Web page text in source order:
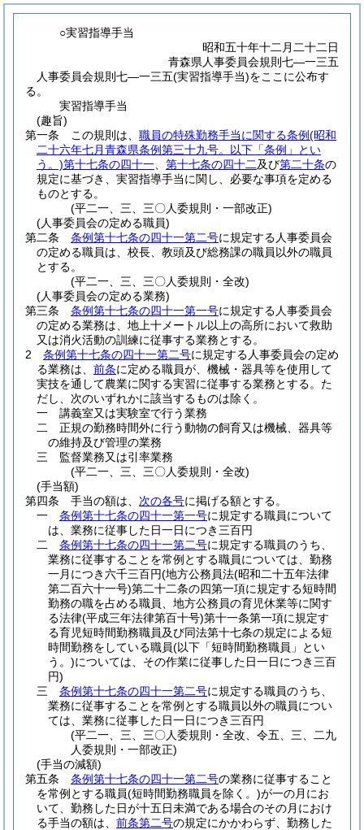
○実習指導手当
昭和五十年十二月二十二日
青森県人事委員会規則七―一三五
人事委員会規則七―一三五(実習指導手当)をここに公布す
る。
実習指導手当
(趣旨)
第一条
この規則は、 職員の特殊勤務手当に関する条例(昭和
二十六年七月青森県条例第三十九号。以下「条例」とい
う。)第十七条の四十一 第十七条の四十二及び第二十条の
規定に基づき、実習指導手当に関し、必要な事項を定める
ものとする。
(平二一、三、三〇人委規則・一部改正)
(人事委員会の定める職員)
第二条
条例第十七条の四十一第二号に規定する人事委員会
の定める職員は、校長、教頭及び総務課の職員以外の職員
とする。
(平二一、三、三〇人委規則・全改)
(人事委員会の定める業務)
第三条
条例第十七条の四十一第一号に規定する人事委員会
の定める業務は、地上十メートル以上の高所において救助
又は消火活動の訓練に従事する業務とする。
2
条例第十七条の四十一第二号に規定する人事委員会の定め
る業務は、 前条に定める職員が、機械・器具等を使用して
実技を通して農業に関する実習に従事する業務とする。 た
だし、次のいずれかに該当するものは除く。
一
講義室又は実験室で行う業務
二
正規の勤務時間外に行う動物の飼育又は機械、器具等
の維持及び管理の業務
三
監督業務又は引率業務
(平二一、三、三〇人委規則・全改)
(手当額)
第四条
手当の額は、 次の各号に掲げる額とする。
一
条例第十七条の四十一第一号に規定する職員について
は、業務に従事した日一日につき三百円
二
条例第十七条の四十一第二号に規定する職員のうち、
業務に従事することを常例とする職員については、勤務
一月につき六千三百円(地方公務員法(昭和二十五年法律
第二百六十一号)第二十二条の四第一項に規定する短時間
勤務の職を占める職員、地方公務員の育児休業等に関す
る法律(平成三年法律第百十号)第十一条第一項に規定す
る育児短時間勤務職員及び同法第十七条の規定による短
時間勤務をしている職員(以下「短時間勤務職員」とい
う。)については、その作業に従事した日一日につき三百
円)
三
条例第十七条の四十一第二号に規定する職員のうち、
業務に従事することを常例とする職員以外の職員につい
ては、業務に従事した日一日につき三百円
(平二一、三、三〇人委規則・全改、令五、三、二九
人委規則・一部改正)
(手当の減額)
第五条
条例第十七条の四十一第二号の業務に従事すること
を常例とする職員(短時間勤務職員を除く。)が一の月にお
いて、勤務した日が十五日未満である場合のその月におけ
る手当の額は、 前条第二号の規定にかかわらず、勤務した